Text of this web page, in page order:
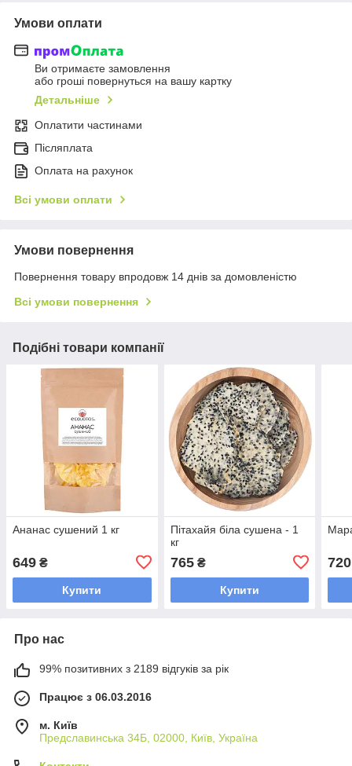
Умови оплати
Ви отримаєте замовлення
або гроші повернуться на вашу картку
Детальніше
Оплатити частинами
Післяплата
Оплата на рахунок
Всі умови оплати
Умови повернення
Повернення товару впродовж 14 днів за домовленістю
Всі умови повернення
Подібні товари компанії
Ананас сушений 1 кг
649 ₴
Купити
Пітахайя біла сушена - 1
кг
765₴
Купити
720
Про нас
99% позитивних з 2189 відгуків за рік
Працює з 06.03.2016
м. Київ
Предславинська 34Б, 02000, Київ, Україна